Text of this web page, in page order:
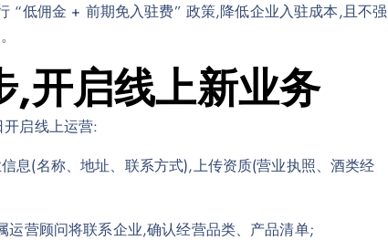
“低佣金 + 前期免入驻费” 政策,降低企业入驻成本,且不强
,开启线上新业务
启线上运营:
(名称、地址、联系方式),上传资质(营业执照、酒类经
营顾问将联系企业,确认经营品类、产品清单;